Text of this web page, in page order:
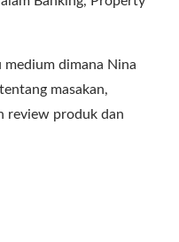
medium dimana Nina
masakan,
review produk dan